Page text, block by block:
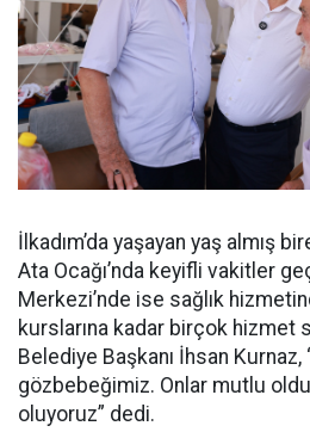
İlkadım’da yaşayan yaş almış
Ata Ocağı’nda keyifli vakitler
Merkezi’nde ise sağlık
kurslarına kadar birçok hizmet
Belediye Başkanı İhsan
gözbebeğimiz. Onlar mutlu
oluyoruz” dedi.